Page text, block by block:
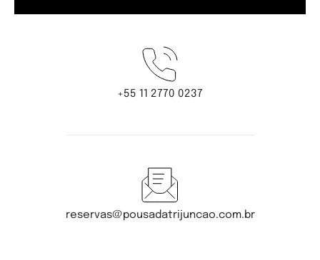
+55 11 2770 0237
reservas@pousadatrijuncao.com.br